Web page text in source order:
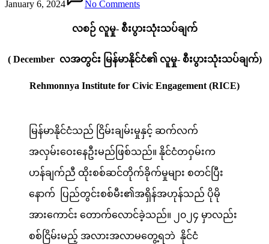
January 6, 2024 No Comments
လစဉ် လူမှု- စီးပွားသုံးသပ်ချက်
( December လအတွင်း မြန်မာနိုင်ငံ၏ လူမှု- စီးပွားသုံးသပ်ချက်)
Rehmonnya Institute for Civic Engagement (RICE)
မြန်မာနိုင်ငံသည် ငြိမ်းချမ်းမှုနှင့် ဆက်လက်
အလှမ်းဝေးနေဦးမည်ဖြစ်သည်။ နိုင်ငံတဝှမ်းက
ဟန်ချက်ညီ ထိုးစစ်ဆင်တိုက်ခိုက်မှုများ စတင်ပြီး
နောက် ပြည်တွင်းစစ်မီး၏အရှိန်အဟုန်သည် ပိုမို
အားကောင်း တောက်လောင်ခဲ့သည်။ ၂၀၂၄ မှာလည်း
စစ်ငြိမ်းမည့် အလားအလာမတွေ့ရဘဲ နိုင်ငံ